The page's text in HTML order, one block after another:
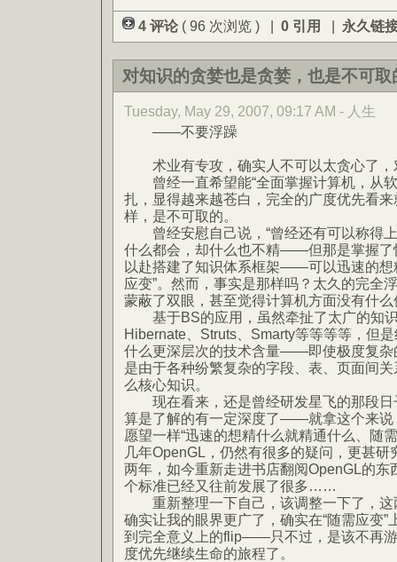
4 评论 ( 96 次浏览 ) | 0 引用 | 永久链
对知识的贪婪也是贪婪，也是不可取
Tuesday, May 29, 2007, 09:17 AM - 人生
——不要浮躁
术业有专攻，确实人不可以太贪心了，
曾经一直希望能“全面掌握计算机，从软
扎，显得越来越苍白，完全的广度优先看
样，是不可取的。
曾经安慰自己说，“曾经还有可以称得
什么都会，却什么也不精——但那是掌握了
以赴搭建了知识体系框架——可以迅速的
应变”。然而，事实是那样吗？太久的完全
蒙蔽了双眼，甚至觉得计算机方面没有什
基于BS的应用，虽然牵扯了太广的知
Hibernate、Struts、Smarty等等等等，但
什么更深层次的技术含量——即使极度复杂
是由于各种纷繁复杂的字段、表、页面间
么核心知识。
现在看来，还是曾经研发星飞的那段日
算是了解的有一定深度了——就拿这个来说
愿望一样“迅速的想精什么就精通什么、随
几年OpenGL，仍然有很多的疑问，更甚
两年，如今重新走进书店翻阅OpenGL的东
个标准已经又往前发展了很多……
重新整理一下自己，该调整一下了，这
确实让我的眼界更广了，确实在“随需应
到完全意义上的flip——只不过，是该不再
度优先继续生命的旅程了。